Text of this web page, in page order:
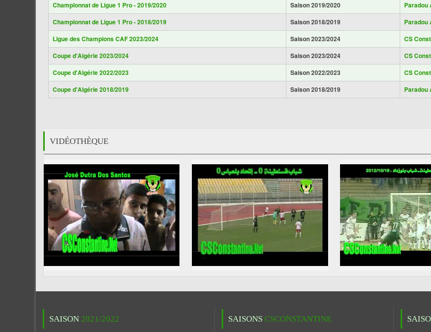
Championnat de Ligue 1 Pro - 2019/2020
Saison 2019/2020 Paradou
Championnat de Ligue 1 Pro - 2018/2019
Saison 2018/2019 Paradou
Ligue des Champions CAF 2023/2024
Saison 2023/2024 CS
Coupe d'Algérie 2023/2024
Saison 2023/2024 CS
Coupe d'Algérie 2022/2023
Saison 2022/2023 CS
Coupe d'Algérie 2018/2019
Saison 2018/2019 Paradou
VIDÉOTHÈQUE
SAISON 2021/2022 SAISONS CSCONSTANTINE